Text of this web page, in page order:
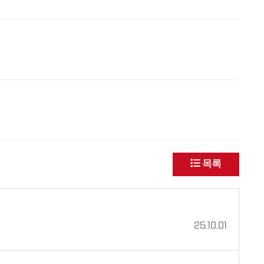
목록
25.10.01